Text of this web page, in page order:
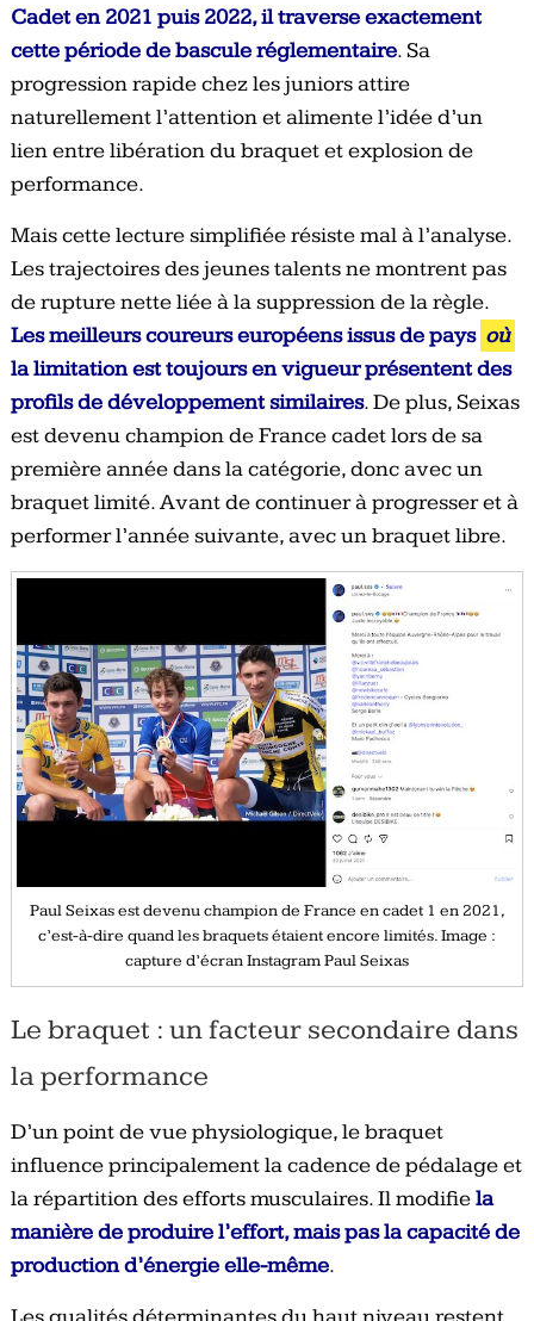
Cadet en 2021 puis 2022, il traverse exactement
cette période de bascule réglementaire. Sa
progression rapide chez les juniors attire
naturellement l’attention et alimente l’idée d’un
lien entre libération du braquet et explosion de
performance.
Mais cette lecture simplifiée résiste mal à l’analyse.
Les trajectoires des jeunes talents ne montrent pas
de rupture nette liée à la suppression de la règle.
Les meilleurs coureurs européens issus de pays où
la limitation est toujours en vigueur présentent des
profils de développement similaires. De plus, Seixas
est devenu champion de France cadet lors de sa
première année dans la catégorie, donc avec un
braquet limité. Avant de continuer à progresser et à
performer l’année suivante, avec un braquet libre.
Paul Seixas est devenu champion de France en cadet 1 en 2021,
c’est-à-dire quand les braquets étaient encore limités. Image :
capture d’écran Instagram Paul Seixas
Le braquet : un facteur secondaire dans
la performance
D’un point de vue physiologique, le braquet
influence principalement la cadence de pédalage et
la répartition des efforts musculaires. Il modifiela
manière de produire l’effort, mais pas la capacité de
production d’énergie elle-même.